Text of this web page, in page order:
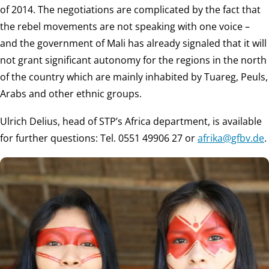
of 2014. The negotiations are complicated by the fact that
the rebel movements are not speaking with one voice –
and the government of Mali has already signaled that it will
not grant significant autonomy for the regions in the north
of the country which are mainly inhabited by Tuareg, Peuls,
Arabs and other ethnic groups.
Ulrich Delius, head of STP’s Africa department, is available
for further questions: Tel. 0551 49906 27 ored.vbfg@akirfa.